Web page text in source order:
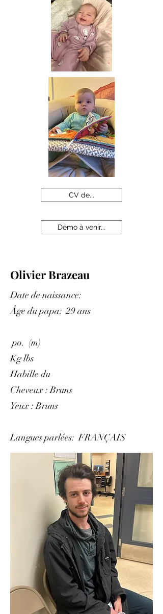
CV de...
Démo à venir...
Olivier Brazeau
Date de naissance:
Âge du papa: 29 ans
po. (m)
Kg lbs
Habille du
Cheveux : Bruns
Yeux : Bruns
Langues parlées: FRANÇAIS